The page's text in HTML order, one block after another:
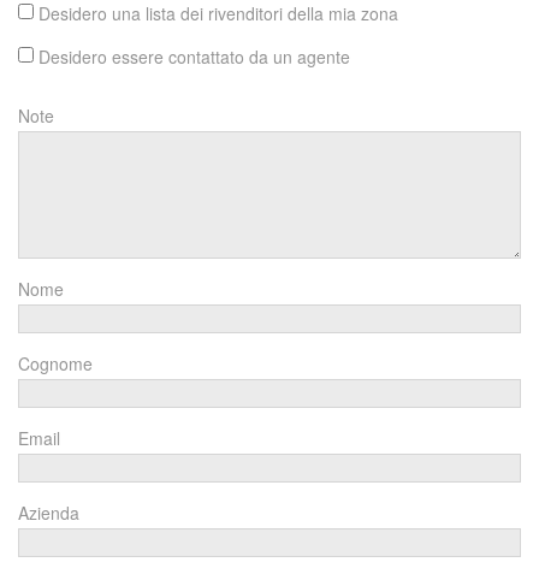
Desidero una lista dei rivenditori della mia zona
Desidero essere contattato da un agente
Note
Nome
Cognome
Email
Azienda